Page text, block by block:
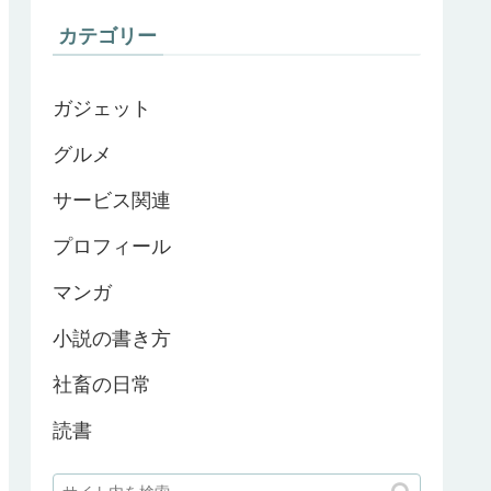
カテゴリー
ガジェット
グルメ
サービス関連
プロフィール
マンガ
小説の書き方
社畜の日常
読書